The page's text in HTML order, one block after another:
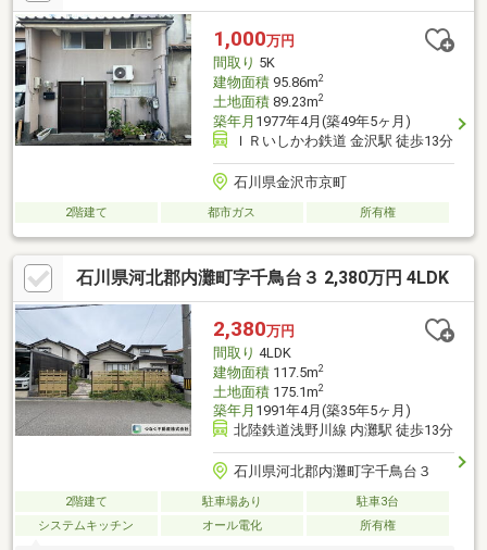
1,000万円
間取り 5K
建物面積95.86m2
土地面積89.23m2
築年月 1977年4月(築49年5ヶ月)
ＩＲいしかわ鉄道 金沢駅 徒歩13分
石川県金沢市京町
2階建て 都市ガス 所有権
石川県河北郡内灘町字千鳥台３ 2,380万円 4LDK
2,380万円
間取り 4LDK
建物面積117.5m2
土地面積175.1m2
築年月 1991年4月(築35年5ヶ月)
北陸鉄道浅野川線 内灘駅 徒歩13分
石川県河北郡内灘町字千鳥台３
2階建て 駐車場あり
駐車3台
システムキッチン
オール電化 所有権